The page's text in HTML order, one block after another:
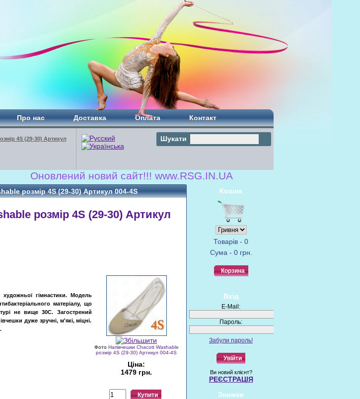
Про нас Доставка Оплата Контакт
4S (29-30) Артикул Шукати
новий сайт!!! www.RSG.IN.UA
розмір 4S (29-30) Артикул 004-4S
розмір 4S (29-30) Артикул
Фото Напівчешки Chacott Washable
розмір 4S (29-30) Артикул 004-4S
Ціна:
1479 грн.
Купити
художньої гімнастики. Модель
матеріалу, що
не вище 30С. Загострений
дуже зручні, м'які, міцні.
Кошик
Товарів - 0
Сума - 0 грн.
Корзина
Вхід
E-Mail:
Пароль:
Забули пароль!
Увійти
Ви новий клієнт?
РЕЄСТРАЦІЯ
Знижки